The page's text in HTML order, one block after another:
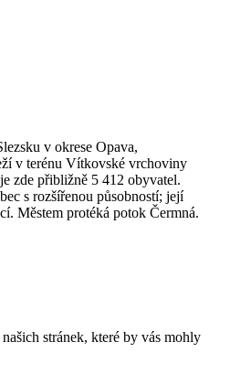
v okrese Opava,
v terénu Vítkovské vrchoviny
zde přibližně 5 412 obyvatel.
s rozšířenou působností; její
Městem protéká potok Čermná.
stránek, které by vás mohly